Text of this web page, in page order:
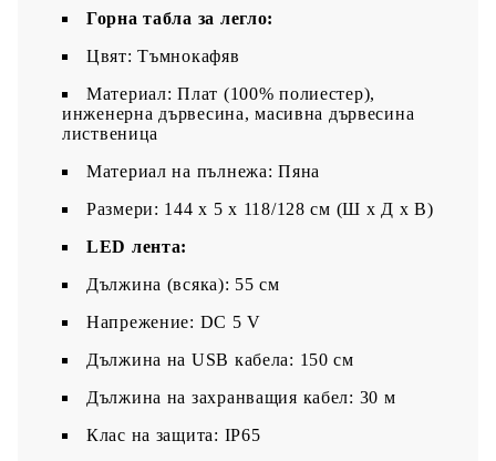
Горна табла за легло:
Цвят: Тъмнокафяв
Материал: Плат (100% полиестер),
инженерна дървесина, масивна дървесина
лиственица
Материал на пълнежа: Пяна
Pазмери: 144 x 5 x 118/128 см (Ш x Д x В)
LED лента:
Дължина (всяка): 55 см
Напрежение: DC 5 V
Дължина на USB кабела: 150 см
Дължина на захранващия кабел: 30 м
Клас на защита: IP65